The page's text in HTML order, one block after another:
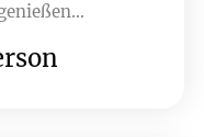
, PGA -